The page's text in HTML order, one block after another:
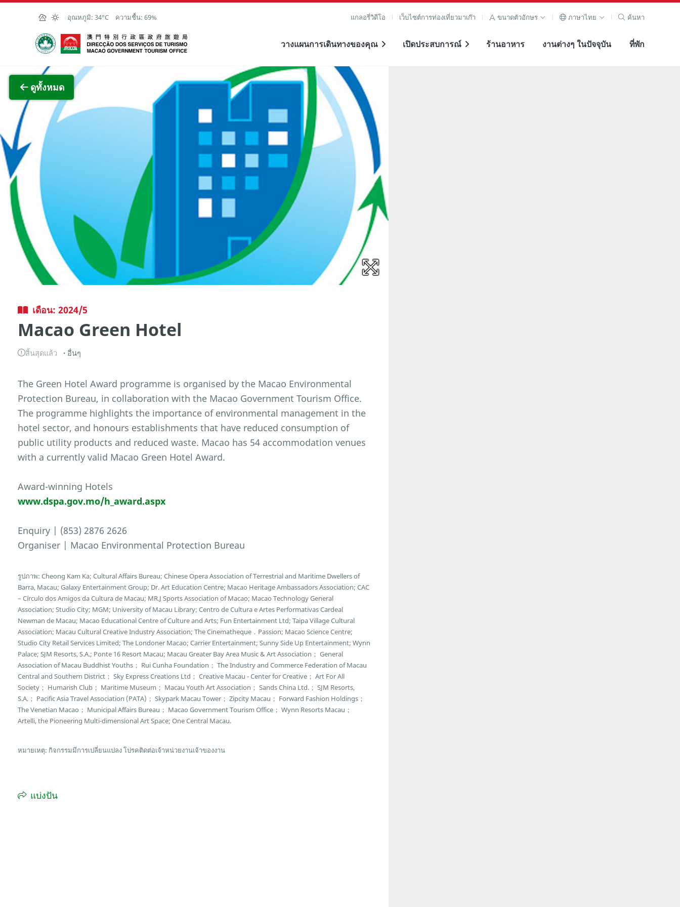
Skip to Main Content
อุณหภูมิ: 34°C ความชื้น: 69% แกลอรี่วิดีโอ เว็บไซต์การท่องเที่ยวมาเก๊า ขนาดตัวอักษร ภาษาไทย ค้นหา
สำนักงานการท่องเที่ยวของรัฐบาลมาเก๊า
วางแผนการเดินทางของคุณ เปิดประสบการณ์ ร้านอาหาร งานต่างๆ ในปัจจุบัน ที่พัก
ดูทั้งหมด
ภาพขยาย
เดือน: 2024/5
Macao Green Hotel
สิ้นสุดแล้ว อื่นๆ
The Green Hotel Award programme is organised by the Macao Environmental
Protection Bureau, in collaboration with the Macao Government Tourism Office.
The programme highlights the importance of environmental management in the
hotel sector, and honours establishments that have reduced consumption of
public utility products and reduced waste. Macao has 54 accommodation venues
with a currently valid Macao Green Hotel Award.
Award-winning Hotels
www.dspa.gov.mo/h_award.aspx
Enquiry | (853) 2876 2626
Organiser | Macao Environmental Protection Bureau
รูปภาพ: Cheong Kam Ka; Cultural Affairs Bureau; Chinese Opera Association of Terrestrial and Maritime Dwellers of
Barra, Macau; Galaxy Entertainment Group; Dr. Art Education Centre; Macao Heritage Ambassadors Association; CAC
– Círculo dos Amigos da Cultura de Macau; MR.J Sports Association of Macao; Macao Technology General
Association; Studio City; MGM; University of Macau Library; Centro de Cultura e Artes Performativas Cardeal
Newman de Macau; Macao Educational Centre of Culture and Arts; Fun Entertainment Ltd; Taipa Village Cultural
Association; Macau Cultural Creative Industry Association; The Cinematheque．Passion; Macao Science Centre;
Studio City Retail Services Limited; The Londoner Macao; Carrier Entertainment; Sunny Side Up Entertainment; Wynn
Palace; SJM Resorts, S.A.; Ponte 16 Resort Macau; Macau Greater Bay Area Music & Art Association； General
Association of Macau Buddhist Youths； Rui Cunha Foundation； The Industry and Commerce Federation of Macau
Central and Southern District； Sky Express Creations Ltd； Creative Macau - Center for Creative； Art For All
Society； Humarish Club； Maritime Museum； Macau Youth Art Association； Sands China Ltd.； SJM Resorts,
S.A.； Pacific Asia Travel Association (PATA)； Skypark Macau Tower； Zipcity Macau； Forward Fashion Holdings；
The Venetian Macao； Municipal Affairs Bureau； Macao Government Tourism Office； Wynn Resorts Macau；
Artelli, the Pioneering Multi-dimensional Art Space; One Central Macau.
หมายเหตุ: กิจกรรมมีการเปลี่ยนแปลง โปรคติดต่อเจ้าหน่วยงานเจ้าของงาน
แบ่งปัน